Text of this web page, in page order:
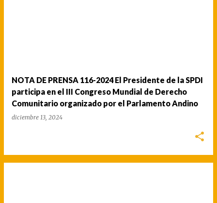
NOTA DE PRENSA 116-2024 El Presidente de la SPDI
participa en el III Congreso Mundial de Derecho
Comunitario organizado por el Parlamento Andino
diciembre 13, 2024